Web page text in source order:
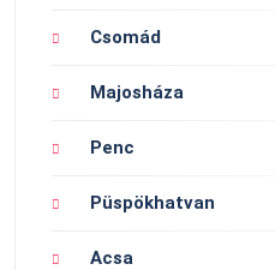
Csomád
Majosháza
Penc
Püspökhatvan
Acsa